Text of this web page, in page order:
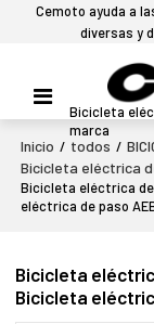
Cemoto ayuda a
diversas y
Bicicleta
marca
Inicio / todos /
Bicicleta eléctrica
Bicicleta eléctrica
eléctrica de paso
Bicicleta
Bicicleta